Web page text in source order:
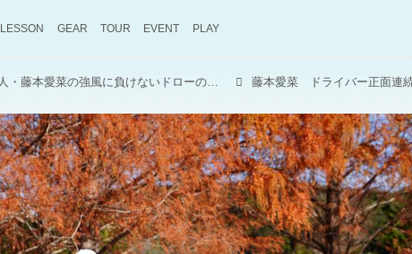
LESSON GEAR TOUR EVENT PLAY
開幕戦3位発進！ 新人・藤本愛菜の強風に負けないドローの秘密。「チーム辻村」仕込みのエネルギー伝達【新人女子プロのスウィング#17】 藤本愛菜 ドライバー正面連